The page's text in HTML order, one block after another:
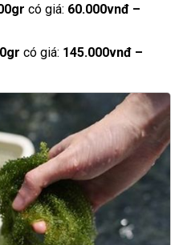
có giá: 60.000vnđ –
có giá: 145.000vnđ –